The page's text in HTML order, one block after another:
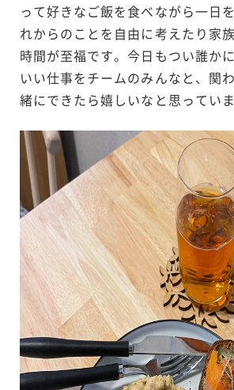
って好きなご飯を食べながら一日
れからのことを自由に考えたり家
時間が至福です。今日もつい誰か
いい仕事をチームのみんなと、関
緒にできたら嬉しいなと思っていま